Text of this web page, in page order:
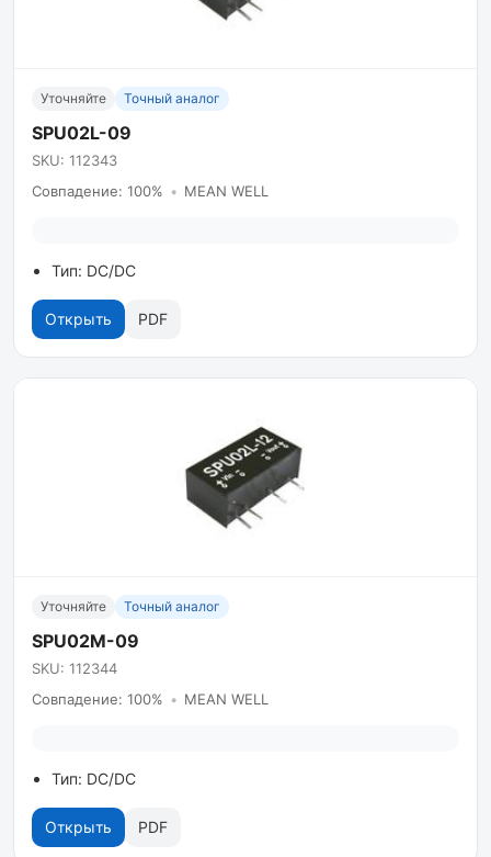
Уточняйте Точный аналог
SPU02L-09
SKU: 112343
Совпадение: 100% • MEAN WELL
Тип: DC/DC
Открыть PDF
Уточняйте Точный аналог
SPU02M-09
SKU: 112344
Совпадение: 100% • MEAN WELL
Тип: DC/DC
Открыть PDF